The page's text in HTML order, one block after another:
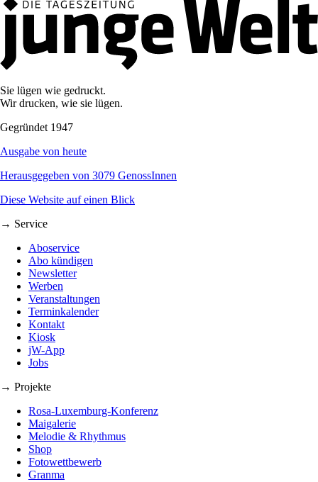
Sie lügen wie gedruckt.
Wir drucken, wie sie lügen.
Gegründet 1947
Ausgabe von heute
Herausgegeben von 3079 GenossInnen
Diese Website auf einen Blick
→ Service
Aboservice
Abo kündigen
Newsletter
Werben
Veranstaltungen
Terminkalender
Kontakt
Kiosk
jW-App
Jobs
→ Projekte
Rosa-Luxemburg-Konferenz
Maigalerie
Melodie & Rhythmus
Shop
Fotowettbewerb
Granma